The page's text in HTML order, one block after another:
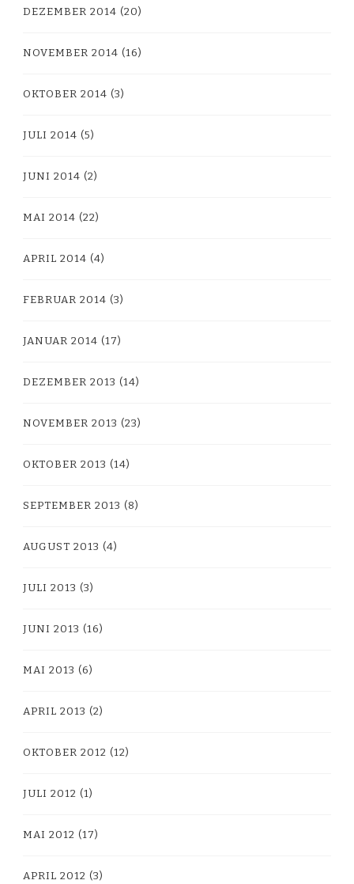
DEZEMBER 2014 (20)
NOVEMBER 2014 (16)
OKTOBER 2014 (3)
JULI 2014 (5)
JUNI 2014 (2)
MAI 2014 (22)
APRIL 2014 (4)
FEBRUAR 2014 (3)
JANUAR 2014 (17)
DEZEMBER 2013 (14)
NOVEMBER 2013 (23)
OKTOBER 2013 (14)
SEPTEMBER 2013 (8)
AUGUST 2013 (4)
JULI 2013 (3)
JUNI 2013 (16)
MAI 2013 (6)
APRIL 2013 (2)
OKTOBER 2012 (12)
JULI 2012 (1)
MAI 2012 (17)
APRIL 2012 (3)